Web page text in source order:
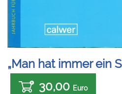
„Man hat immer ein
30,00 Euro